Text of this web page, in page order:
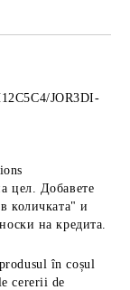
JOR3DI-
цел. Добавете
количката" и
на кредита.
în coșul
cererii de